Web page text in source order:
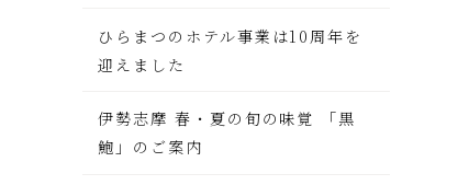
ひらまつのホテル事業は10周年を
迎えました
伊勢志摩 春・夏の旬の味覚 「黒
鮑」のご案内